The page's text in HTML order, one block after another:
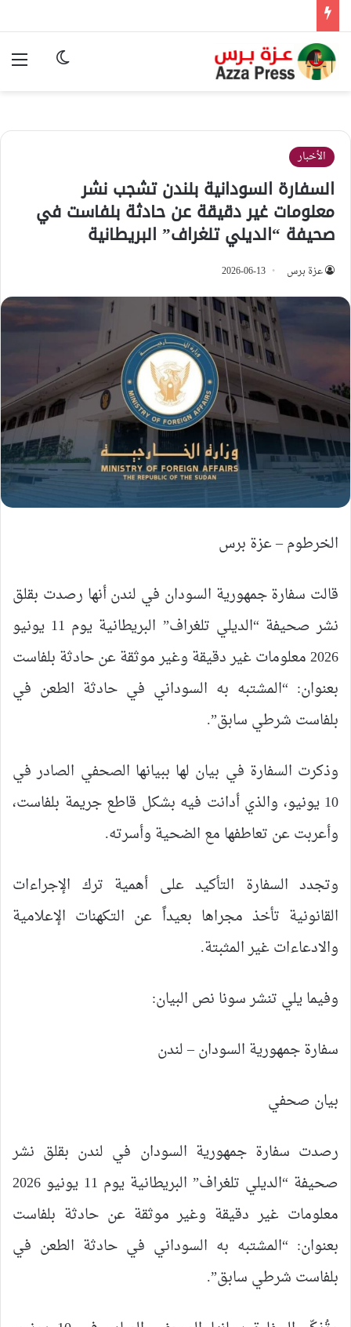
الوضع
الأخبار
السفارة السودانية بلندن تشجب نشر
معلومات غير دقيقة عن حادثة بلفاست في
صحيفة “الديلي تلغراف” البريطانية
عزة برس 2026-06-13
الخرطوم – عزة برس
قالت سفارة جمهورية السودان في لندن أنها رصدت بقلق
نشر صحيفة “الديلي تلغراف” البريطانية يوم 11 يونيو
2026 معلومات غير دقيقة وغير موثقة عن حادثة بلفاست
بعنوان: “المشتبه به السوداني في حادثة الطعن في
بلفاست شرطي سابق”.
وذكرت السفارة في بيان لها ببيانها الصحفي الصادر في
10 يونيو، والذي أدانت فيه بشكل قاطع جريمة بلفاست،
وأعربت عن تعاطفها مع الضحية وأسرته.
وتجدد السفارة التأكيد على أهمية ترك الإجراءات
القانونية تأخذ مجراها بعيداً عن التكهنات الإعلامية
والادعاءات غير المثبتة.
وفيما يلي تنشر سونا نص البيان:
سفارة جمهورية السودان – لندن
بيان صحفي
رصدت سفارة جمهورية السودان في لندن بقلق نشر
صحيفة “الديلي تلغراف” البريطانية يوم 11 يونيو 2026
معلومات غير دقيقة وغير موثقة عن حادثة بلفاست
بعنوان: “المشتبه به السوداني في حادثة الطعن في
بلفاست شرطي سابق”.